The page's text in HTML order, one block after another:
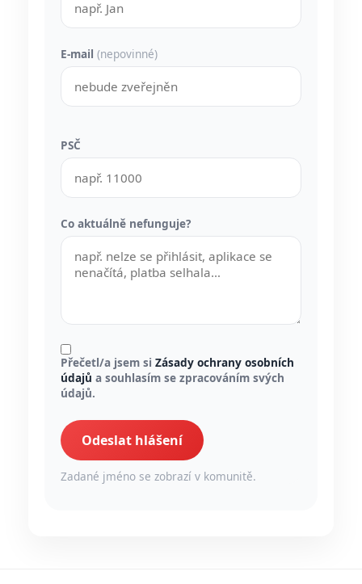
E-mail (nepovinné)
PSČ
Co aktuálně nefunguje?
Přečetl/a jsem si Zásady ochrany osobních
údajů a souhlasím se zpracováním svých
údajů.
Odeslat hlášení
Zadané jméno se zobrazí v komunitě.